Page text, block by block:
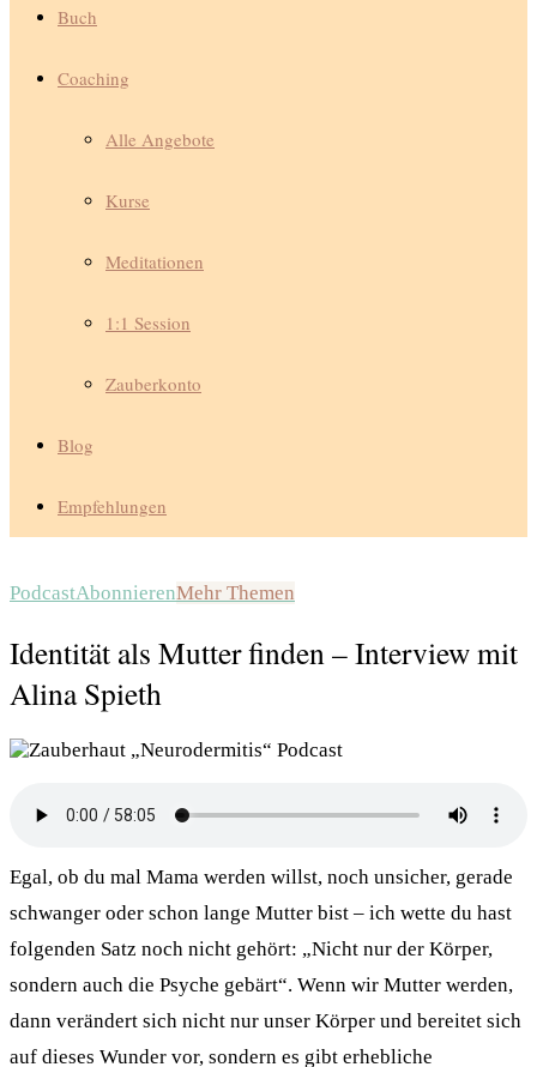
Buch
Coaching
Alle Angebote
Kurse
Meditationen
1:1 Session
Zauberkonto
Blog
Empfehlungen
PodcastAbonnierenMehr Themen
Identität als Mutter finden – Interview mit
Alina Spieth
Egal, ob du mal Mama werden willst, noch unsicher, gerade
schwanger oder schon lange Mutter bist – ich wette du hast
folgenden Satz noch nicht gehört: „Nicht nur der Körper,
sondern auch die Psyche gebärt“. Wenn wir Mutter werden,
dann verändert sich nicht nur unser Körper und bereitet sich
auf dieses Wunder vor, sondern es gibt erhebliche